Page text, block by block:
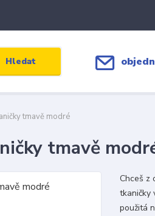
Hledat
tmavě modré
tmavě
Chceš z
tkaničky
použitá